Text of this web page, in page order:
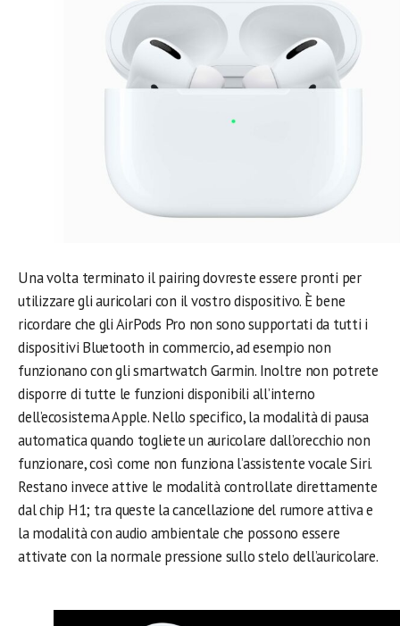
Una volta terminato il pairing dovreste essere pronti per
utilizzare gli auricolari con il vostro dispositivo. È bene
ricordare che gli AirPods Pro non sono supportati da tutti i
dispositivi Bluetooth in commercio, ad esempio non
funzionano con gli smartwatch Garmin. Inoltre non potrete
disporre di tutte le funzioni disponibili all’interno
dell’ecosistema Apple. Nello specifico, la modalità di pausa
automatica quando togliete un auricolare dall’orecchio non
funzionare, così come non funziona l’assistente vocale Siri.
Restano invece attive le modalità controllate direttamente
dal chip H1; tra queste la cancellazione del rumore attiva e
la modalità con audio ambientale che possono essere
attivate con la normale pressione sullo stelo dell’auricolare.